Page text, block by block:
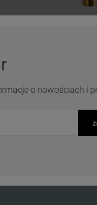
o nowościach i